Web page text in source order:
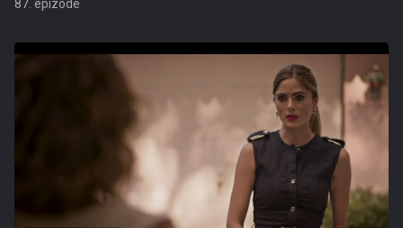
87. epizode